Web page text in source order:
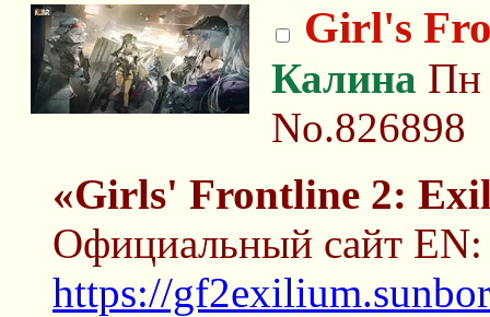
Girl's
Калина Пн
No.826898
«Girls' Frontline 2:
Официальный сайт EN:
https://